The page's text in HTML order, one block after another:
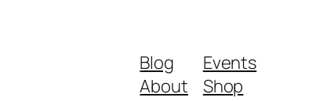
Blog
About
Events
Shop